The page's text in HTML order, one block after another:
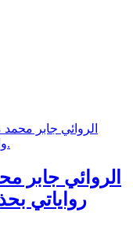
الروائي
رواياتي